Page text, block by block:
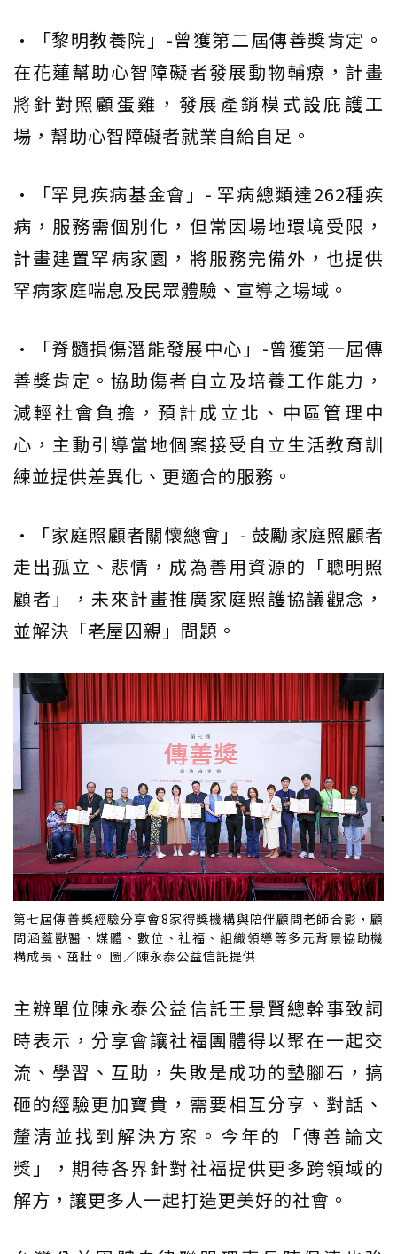
•「黎明教養院」-曾獲第二屆傳善獎肯定。
在花蓮幫助心智障礙者發展動物輔療，計畫
將針對照顧蛋雞，發展產銷模式設庇護工
場，幫助心智障礙者就業自給自足。
•「罕見疾病基金會」- 罕病總類達262種疾
病，服務需個別化，但常因場地環境受限，
計畫建置罕病家園，將服務完備外，也提供
罕病家庭喘息及民眾體驗、宣導之場域。
•「脊髓損傷潛能發展中心」-曾獲第一屆傳
善獎肯定。協助傷者自立及培養工作能力，
減輕社會負擔，預計成立北、中區管理中
心，主動引導當地個案接受自立生活教育訓
練並提供差異化、更適合的服務。
•「家庭照顧者關懷總會」- 鼓勵家庭照顧者
走出孤立、悲情，成為善用資源的「聰明照
顧者」，未來計畫推廣家庭照護協議觀念，
並解決「老屋囚親」問題。
第七屆傳善獎經驗分享會8家得獎機構與陪伴顧問老師合影，顧
問涵蓋獸醫、媒體、數位、社福、組織領導等多元背景協助機
構成長、茁壯。 圖／陳永泰公益信託提供
主辦單位陳永泰公益信託王景賢總幹事致詞
時表示，分享會讓社福團體得以聚在一起交
流、學習、互助，失敗是成功的墊腳石，搞
砸的經驗更加寶貴，需要相互分享、對話、
釐清並找到解決方案。今年的「傳善論文
獎」，期待各界針對社福提供更多跨領域的
解方，讓更多人一起打造更美好的社會。